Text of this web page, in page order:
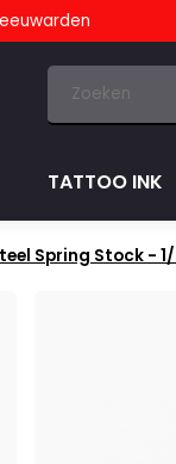
TATTOO INK
Spring Stock -